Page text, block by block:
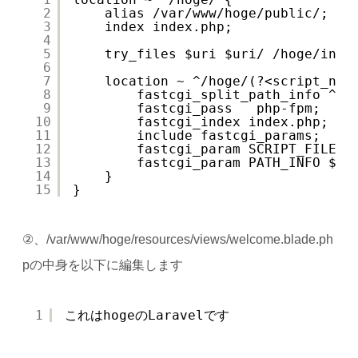
2
3
4
5
6
7
8
9
10
11
12
13
14
15
alias /var/www/hoge/public/;
index index.php;
try_files $uri $uri/ /hoge/
location ~ ^/hoge/
fastcgi_split_path_info
fastcgi_pass   php-fpm;
fastcgi_index index.php;
include fastcgi_params;
fastcgi_param
fastcgi_param PATH_INFO
}
}
②、/var/www/hoge/resources/views/welcome.blade.ph
pの中身を以下に編集します
1 これはhogeのLaravelです